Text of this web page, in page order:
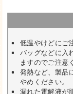
低温やけどにご
バッグなどに入
ますのでご注意
発熱など、製品
やめください。
漏れた電解液が